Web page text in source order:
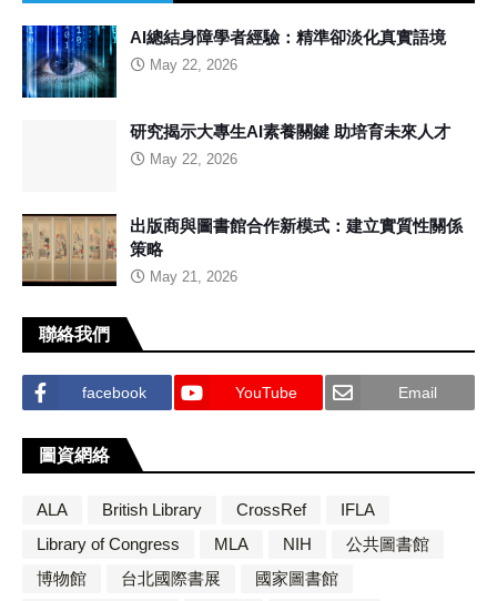
AI總結身障學者經驗：精準卻淡化真實語境
May 22, 2026
研究揭示大專生AI素養關鍵 助培育未來人才
May 22, 2026
出版商與圖書館合作新模式：建立實質性關係
策略
May 21, 2026
聯絡我們
facebook YouTube Email
圖資網絡
ALA British Library CrossRef
IFLA
Library of Congress
MLA NIH
公共圖書館
博物館
台北國際書展
國家圖書館